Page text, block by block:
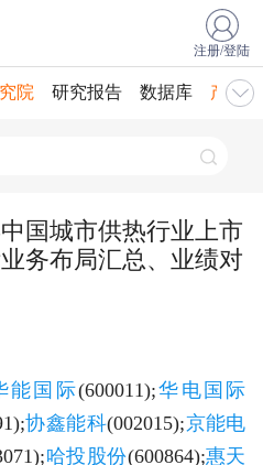
注册/登陆
院 研究报告 数据库 产业
中国城市供热行业上市
务布局汇总、业绩对
能国际(600011);华电国际
协鑫能科(002015);京能电
哈投股份(600864);惠天